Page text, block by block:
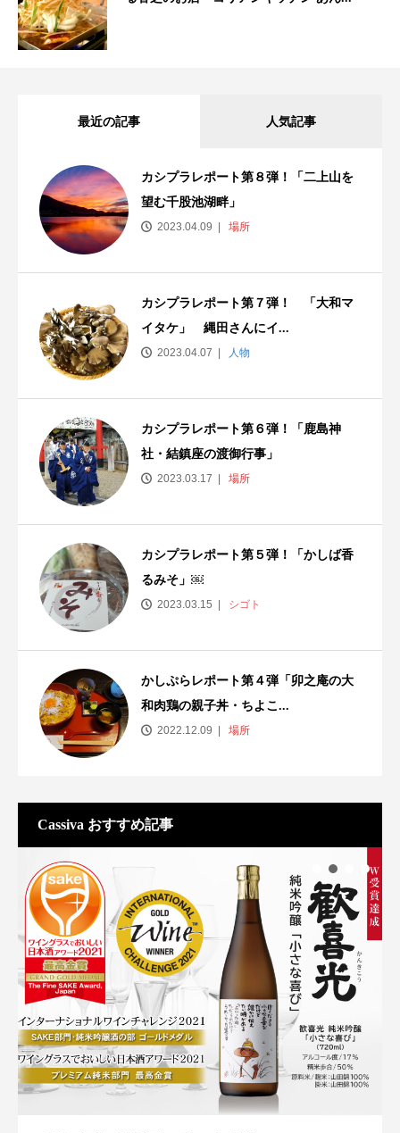
最近の記事 人気記事
カシプラレポート第８弾！「二上山を
望む千股池湖畔」
2023.04.09 場所
カシプラレポート第７弾！ 「大和マ
イタケ」 縄田さんにイ...
2023.04.07 人物
カシプラレポート第６弾！「鹿島神
社・結鎮座の渡御行事」
2023.03.17 場所
カシプラレポート第５弾！「かしば香
るみそ」￼
2023.03.15 シゴト
かしぷらレポート第４弾「卯之庵の大
和肉鶏の親子丼・ちよこ...
2022.12.09 場所
Cassiva おすすめ記事